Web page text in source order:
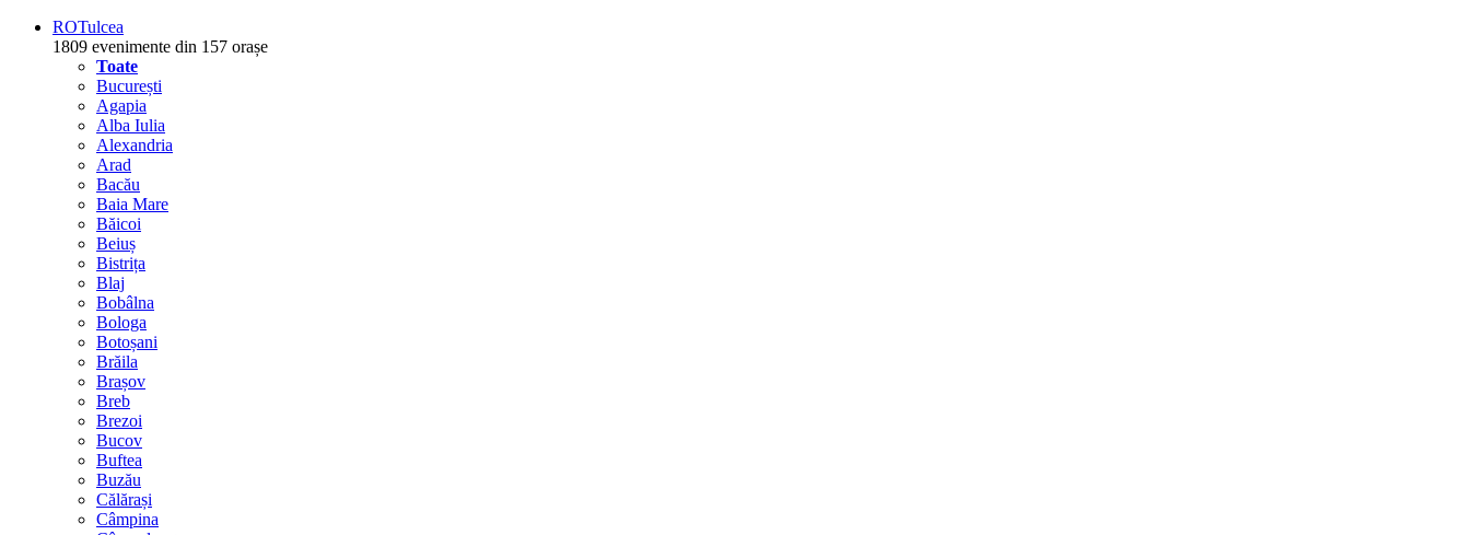
ROTulcea
1809 evenimente din 157 orașe
Toate
București
Agapia
Alba Iulia
Alexandria
Arad
Bacău
Baia Mare
Băicoi
Beiuș
Bistrița
Blaj
Bobâlna
Bologa
Botoșani
Brăila
Brașov
Breb
Brezoi
Bucov
Buftea
Buzău
Călărași
Câmpina